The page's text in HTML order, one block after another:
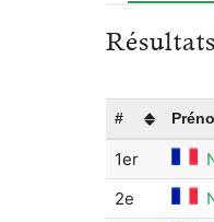
#
1er
2e